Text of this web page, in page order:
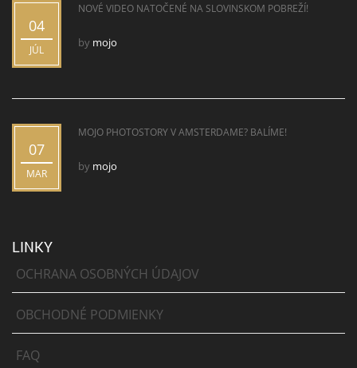
04
JÚL
NOVÉ VIDEO NATOČENÉ NA SLOVINSKOM POBREŽÍ!
by mojo
07
MAR
MOJO PHOTOSTORY V AMSTERDAME? BALÍME!
by mojo
LINKY
OCHRANA OSOBNÝCH ÚDAJOV
OBCHODNÉ PODMIENKY
FAQ